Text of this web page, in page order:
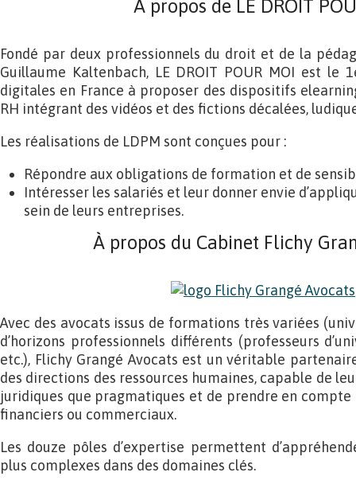
À propos de LE DROIT
Fondé par deux professionnels du droit et de la
Guillaume Kaltenbach, LE DROIT POUR MOI est le
digitales en France à proposer des dispositifs
RH intégrant des vidéos et des fictions décalées,
Les réalisations de LDPM sont conçues pour :
Répondre aux obligations de formation et de
Intéresser les salariés et leur donner envie
sein de leurs entreprises.
À propos du Cabinet Flichy
Avec des avocats issus de formations très variées
d’horizons professionnels différents (professeurs
etc.), Flichy Grangé Avocats est un véritable
des directions des ressources humaines, capable de
juridiques que pragmatiques et de prendre en
financiers ou commerciaux.
Les douze pôles d’expertise permettent
plus complexes dans des domaines clés.